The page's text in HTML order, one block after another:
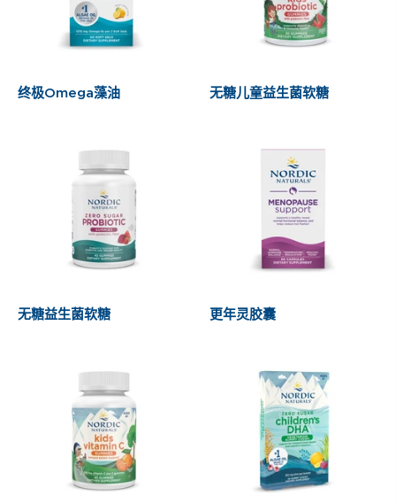
终极Omega藻油 无糖儿童益生菌软糖
无糖益生菌软糖 更年灵胶囊